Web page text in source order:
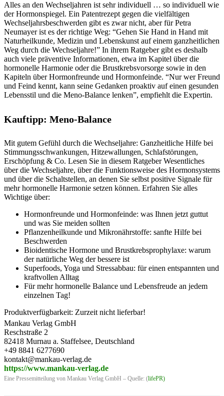
Alles an den Wechseljahren ist sehr individuell … so individuell wie
der Hormonspiegel. Ein Patentrezept gegen die vielfältigen
Wechseljahrsbeschwerden gibt es zwar nicht, aber für Petra
Neumayer ist es der richtige Weg: “Gehen Sie Hand in Hand mit
Naturheilkunde, Medizin und Lebenskunst auf einem ganzheitlichen
Weg durch die Wechseljahre!” In ihrem Ratgeber gibt es deshalb
auch viele präventive Informationen, etwa im Kapitel über die
hormonelle Harmonie oder die Brustkrebsvorsorge sowie in den
Kapiteln über Hormonfreunde und Hormonfeinde. “Nur wer Freund
und Feind kennt, kann seine Gedanken proaktiv auf einen gesunden
Lebensstil und die Meno-Balance lenken”, empfiehlt die Expertin.
Kauftipp: Meno-Balance
Mit gutem Gefühl durch die Wechseljahre: Ganzheitliche Hilfe bei
Stimmungsschwankungen, Hitzewallungen, Schlafstörungen,
Erschöpfung & Co. Lesen Sie in diesem Ratgeber Wesentliches
über die Wechseljahre, über die Funktionsweise des Hormonsystems
und über die Schaltstellen, an denen Sie selbst positive Signale für
mehr hormonelle Harmonie setzen können. Erfahren Sie alles
Wichtige über:
Hormonfreunde und Hormonfeinde: was Ihnen jetzt guttut
und was Sie meiden sollten
Pflanzenheilkunde und Mikronährstoffe: sanfte Hilfe bei
Beschwerden
Bioidentische Hormone und Brustkrebsprophylaxe: warum
der natürliche Weg der bessere ist
Superfoods, Yoga und Stressabbau: für einen entspannten und
kraftvollen Alltag
Für mehr hormonelle Balance und Lebensfreude an jedem
einzelnen Tag!
Produktverfügbarkeit: Zurzeit nicht lieferbar!
Mankau Verlag GmbH
Reschstraße 2
82418 Murnau a. Staffelsee, Deutschland
+49 8841 6277690
kontakt@mankau-verlag.de
https://www.mankau-verlag.de
Eine Pressemitteilung von Mankau Verlag GmbH – Quelle: (lifePR)